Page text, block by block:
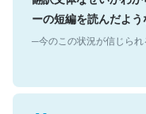
ーの短編を読んだよう
─今のこの状況が信じら